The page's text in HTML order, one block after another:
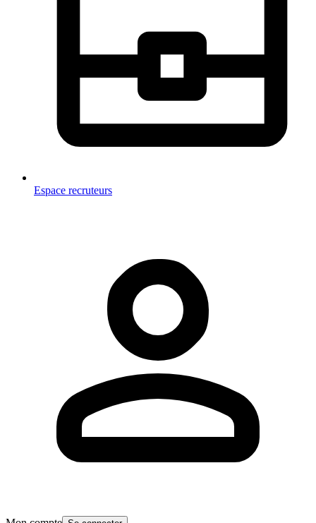
Espace recruteurs